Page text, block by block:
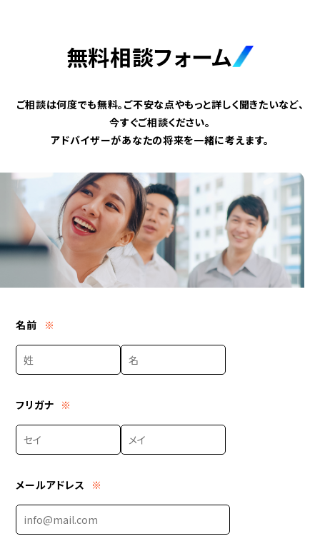
無料相談フォーム
ご相談は何度でも無料。ご不安な点やもっと詳しく聞きたいなど、
今すぐご相談ください。
アドバイザーがあなたの将来を一緒に考えます。
名前 ※
フリガナ ※
メールアドレス ※